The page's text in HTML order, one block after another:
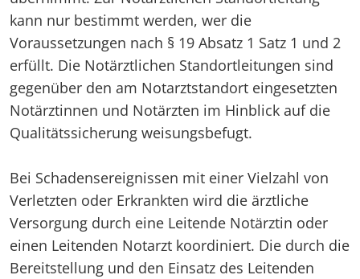
kann nur bestimmt werden, wer die
Voraussetzungen nach § 19 Absatz 1 Satz 1 und 2
erfüllt. Die Notärztlichen Standortleitungen sind
gegenüber den am Notarztstandort eingesetzten
Notärztinnen und Notärzten im Hinblick auf die
Qualitätssicherung weisungsbefugt.
Bei Schadensereignissen mit einer Vielzahl von
Verletzten oder Erkrankten wird die ärztliche
Versorgung durch eine Leitende Notärztin oder
einen Leitenden Notarzt koordiniert. Die durch die
Bereitstellung und den Einsatz des Leitenden